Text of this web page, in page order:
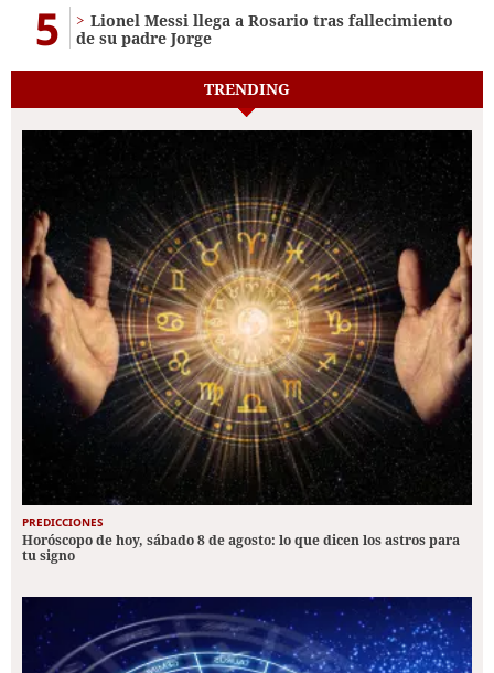
5
Lionel Messi llega a Rosario tras fallecimiento
de su padre Jorge
TRENDING
PREDICCIONES
Horóscopo de hoy, sábado 8 de agosto: lo que dicen los astros para
tu signo